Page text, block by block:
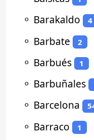
⚬ Barakaldo 4
⚬ Barbate 2
⚬ Barbués 1
⚬ Barbuñales
⚬ Barcelona
⚬ Barraco 1